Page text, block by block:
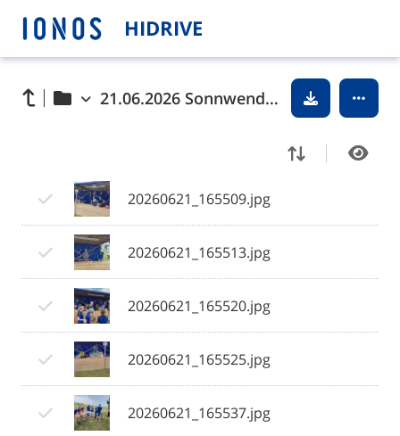
HIDRIVE
21.06.2026 Sonnwendfeier
20260621_165509.jpg
20260621_165513.jpg
20260621_165520.jpg
20260621_165525.jpg
20260621_165537.jpg